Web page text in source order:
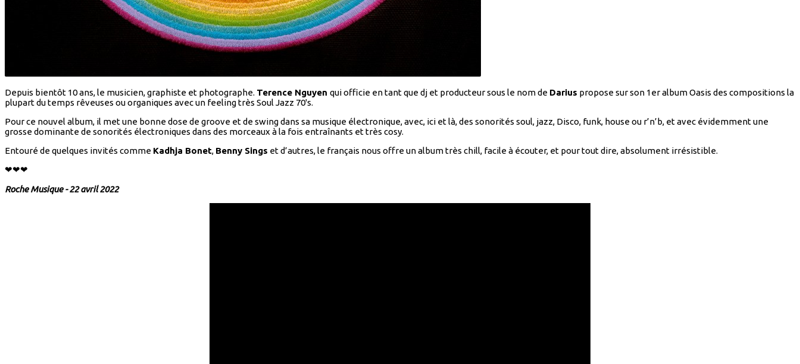
Depuis bientôt 10 ans, le musicien, graphiste et photographe. Terence Nguyen qui officie en tant que dj et producteur sous le nom de Darius propose sur son 1er album Oasis des compositions la
plupart du temps rêveuses ou organiques avec un feeling très Soul Jazz 70's.
Pour ce nouvel album, il met une bonne dose de groove et de swing dans sa musique électronique, avec, ici et là, des sonorités soul, jazz, Disco, funk, house ou r’n’b, et avec évidemment une
grosse dominante de sonorités électroniques dans des morceaux à la fois entraînants et très cosy.
Entouré de quelques invités comme Kadhja Bonet, Benny Sings et d’autres, le français nous offre un album très chill, facile à écouter, et pour tout dire, absolument irrésistible.
❤❤❤
Roche Musique - 22 avril 2022